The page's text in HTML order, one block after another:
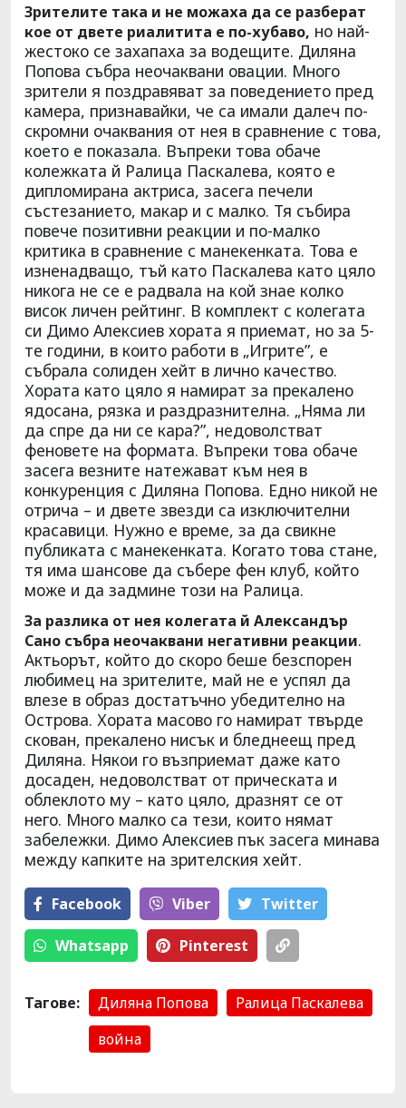
Зрителите така и не можаха да се разберат
кое от двете риалитита е по-хубаво, но най-
жестоко се захапаха за водещите. Диляна
Попова събра неочаквани овации. Много
зрители я поздравяват за поведението пред
камера, признавайки, че са имали далеч по-
скромни очаквания от нея в сравнение с това,
което е показала. Въпреки това обаче
колежката й Ралица Паскалева, която е
дипломирана актриса, засега печели
състезанието, макар и с малко. Тя събира
повече позитивни реакции и по-малко
критика в сравнение с манекенката. Това е
изненадващо, тъй като Паскалева като цяло
никога не се е радвала на кой знае колко
висок личен рейтинг. В комплект с колегата
си Димо Алексиев хората я приемат, но за 5-
те години, в които работи в „Игрите”, е
събрала солиден хейт в лично качество.
Хората като цяло я намират за прекалено
ядосана, рязка и раздразнителна. „Няма ли
да спре да ни се кара?”, недоволстват
феновете на формата. Въпреки това обаче
засега везните натежават към нея в
конкуренция с Диляна Попова. Едно никой не
отрича – и двете звезди са изключителни
красавици. Нужно е време, за да свикне
публиката с манекенката. Когато това стане,
тя има шансове да събере фен клуб, който
може и да задмине този на Ралица.
За разлика от нея колегата й Александър
Сано събра неочаквани негативни реакции.
Актьорът, който до скоро беше безспорен
любимец на зрителите, май не е успял да
влезе в образ достатъчно убедително на
Острова. Хората масово го намират твърде
скован, прекалено нисък и бледнеещ пред
Диляна. Някои го възприемат даже като
досаден, недоволстват от прическата и
облеклото му – като цяло, дразнят се от
него. Много малко са тези, които нямат
забележки. Димо Алексиев пък засега минава
между капките на зрителския хейт.
Facebook Viber Тwitter
Whatsapp Pinterest
Тагове: Диляна Попова
Ралица Паскалева
война